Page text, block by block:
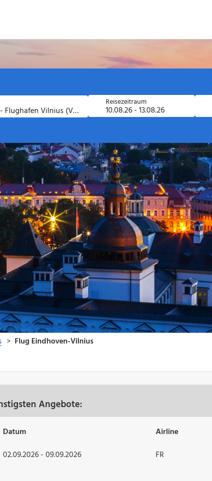
Angebote:
Datum Airline
02.09.2026 - 09.09.2026 FR